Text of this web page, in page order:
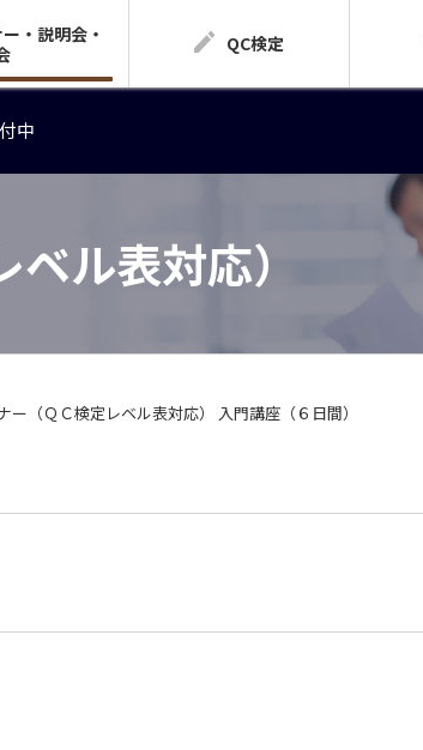
・説明会・
QC検定
中
中
ル表対応）
ー（ＱＣ検定レベル表対応） 入門講座（６日間）